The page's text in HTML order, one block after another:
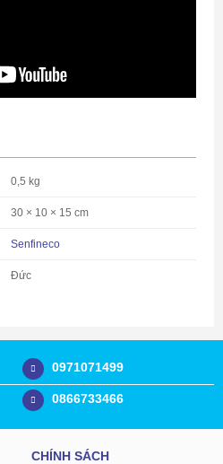
0,5 kg
30 × 10 × 15 cm
Senfineco
Đức
0971071499
0866733466
CHÍNH SÁCH